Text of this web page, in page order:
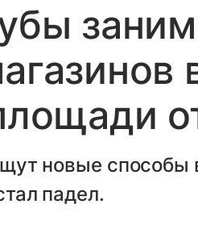
новые способы
падел.